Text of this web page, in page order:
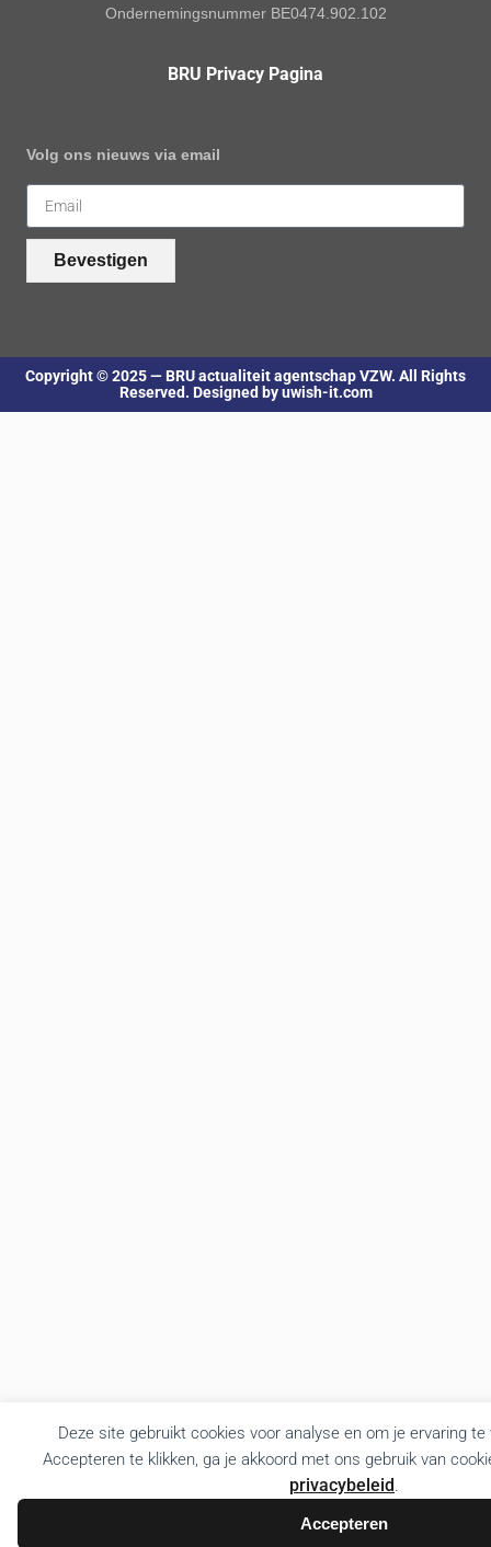
Deze site gebruikt cookies voor analyse en om je ervaring
Accepteren te klikken, ga je akkoord met ons gebruik van
privacybeleid.
Accepteren
Ondernemingsnummer BE0474.902.102
BRU Privacy Pagina
Volg ons nieuws via email
Bevestigen
Copyright © 2025 — BRU actualiteit agentschap VZW. All Rights
Reserved. Designed by uwish-it.com